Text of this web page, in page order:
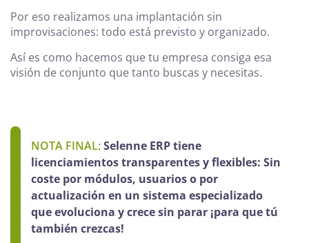
Por eso realizamos una implantación sin
improvisaciones: todo está previsto y organizado.
Así es como hacemos que tu empresa consiga esa
visión de conjunto que tanto buscas y necesitas.
NOTA FINAL:Selenne ERP tiene
licenciamientos transparentes y flexibles: Sin
coste por módulos, usuarios o por
actualización en un sistema especializado
que evoluciona y crece sin parar ¡para que tú
también crezcas!